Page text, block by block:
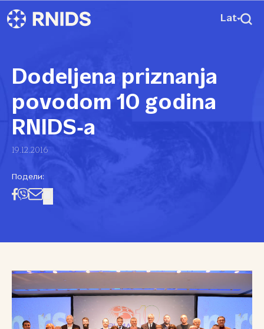
Lat
Dodeljena priznanja
povodom 10 godina
RNIDS‑a
19.12.2016
Подели: